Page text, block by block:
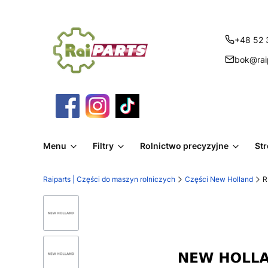
+48 52
Menu Filtry Rolnictwo precyzyjne
Raiparts | Części do maszyn rolniczych Części New Holland